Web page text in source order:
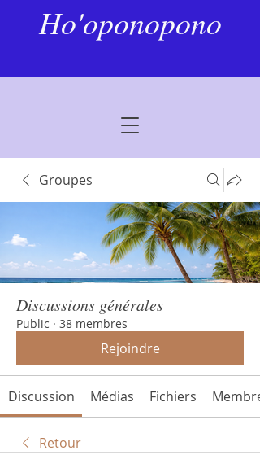
Ho'oponopono
Groupes
Discussions générales
Public · 38 membres
Rejoindre
Discussion Médias Fichiers
Retour